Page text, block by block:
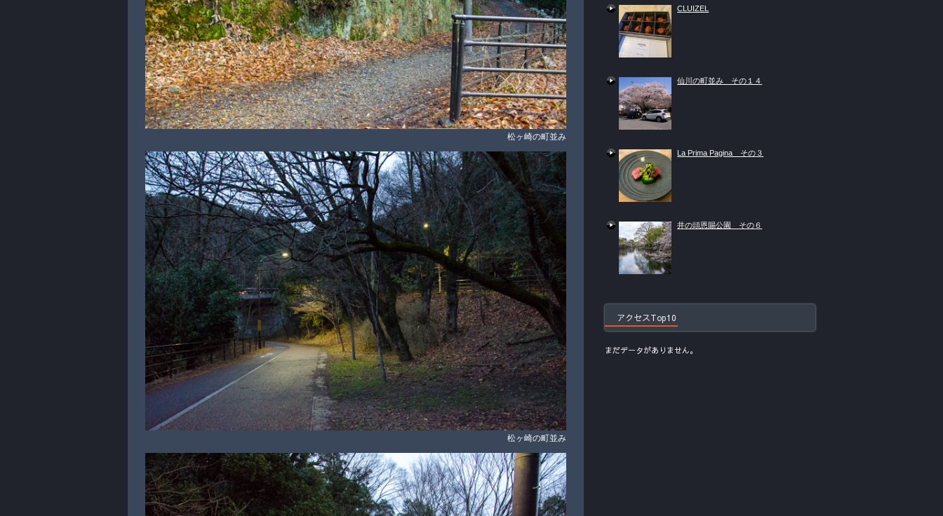
松ヶ崎の町並み
松ヶ崎の町並み
CLUIZEL
仙川の町並み その１４
La Prima Pagina その３
井の頭恩賜公園 その６
アクセスTop10
まだデータがありません。